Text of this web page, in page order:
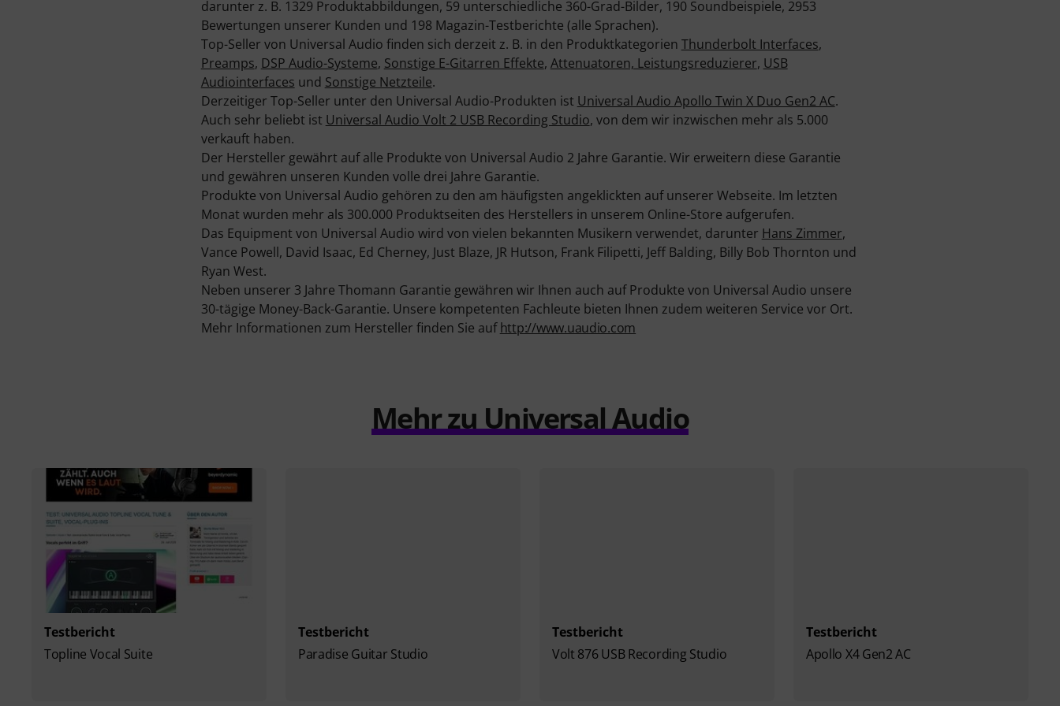
darunter z. B. 1329 Produktabbildungen, 59 unterschiedliche 360-Grad-Bilder, 190 Soundbeispiele, 2953
Bewertungen unserer Kunden und 198 Magazin-Testberichte (alle Sprachen).
Top-Seller von Universal Audio finden sich derzeit z. B. in den Produktkategorien Thunderbolt Interfaces,
Preamps, DSP Audio-Systeme, Sonstige E-Gitarren Effekte, Attenuatoren, Leistungsreduzierer, USB
Audiointerfaces und Sonstige Netzteile.
Derzeitiger Top-Seller unter den Universal Audio-Produkten ist Universal Audio Apollo Twin X Duo Gen2 AC.
Auch sehr beliebt ist Universal Audio Volt 2 USB Recording Studio, von dem wir inzwischen mehr als 5.000
verkauft haben.
Der Hersteller gewährt auf alle Produkte von Universal Audio 2 Jahre Garantie. Wir erweitern diese Garantie
und gewähren unseren Kunden volle drei Jahre Garantie.
Produkte von Universal Audio gehören zu den am häufigsten angeklickten auf unserer Webseite. Im letzten
Monat wurden mehr als 300.000 Produktseiten des Herstellers in unserem Online-Store aufgerufen.
Das Equipment von Universal Audio wird von vielen bekannten Musikern verwendet, darunter Hans Zimmer,
Vance Powell, David Isaac, Ed Cherney, Just Blaze, JR Hutson, Frank Filipetti, Jeff Balding, Billy Bob Thornton und
Ryan West.
Neben unserer 3 Jahre Thomann Garantie gewähren wir Ihnen auch auf Produkte von Universal Audio unsere
30-tägige Money-Back-Garantie. Unsere kompetenten Fachleute bieten Ihnen zudem weiteren Service vor Ort.
Mehr Informationen zum Hersteller finden Sie aufhttp://www.uaudio.com
Mehr zu Universal Audio
Testbericht
Topline Vocal Suite
Testbericht
Paradise Guitar Studio
Testbericht
Volt 876 USB Recording Studio
Testbericht
Apollo X4 Gen2 AC